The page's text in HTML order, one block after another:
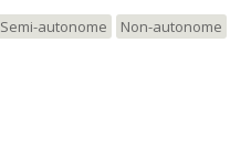
Semi-autonome Non-autonome